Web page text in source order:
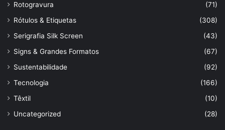
Rotogravura
(71)
Rótulos & Etiquetas
(308)
Serigrafia Silk Screen
(43)
Signs & Grandes Formatos
(67)
Sustentabilidade
(92)
Tecnologia
(166)
Têxtil
(10)
Uncategorized
(28)